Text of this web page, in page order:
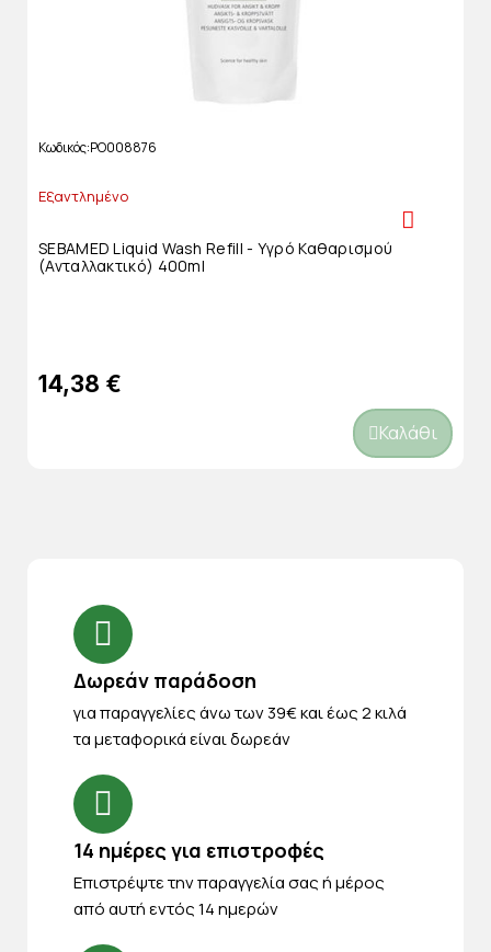
Κωδικός PO008876
Εξαντλημένο
SEBAMED Liquid Wash Refill - Υγρό Καθαρισμού
(ανταλλακτικό) 400ml
14,38 €
Καλάθι
Δωρεάν παράδοση
για παραγγελίες άνω των 39€ και έως 2 κιλά
τα μεταφορικά είναι δωρεάν
14 ημέρες για επιστροφές
Eπιστρέψτε την παραγγελία σας ή μέρος
από αυτή εντός 14 ημερών